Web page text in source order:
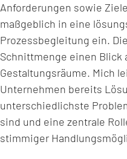
Anforderungen sowie
maßgeblich in eine
Prozessbegleitung ein.
Schnittmenge einen Blick
Gestaltungsräume. Mich
Unternehmen bereits
unterschiedlichste
sind und eine zentrale
stimmiger